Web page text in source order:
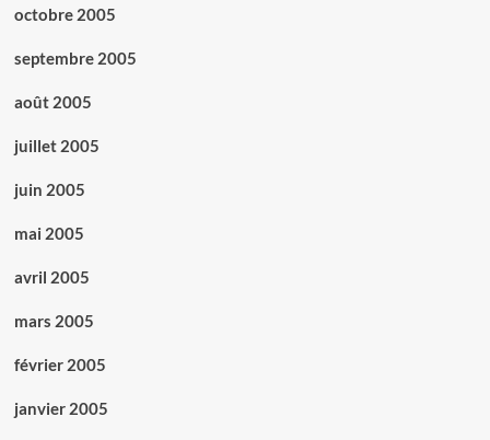
octobre 2005
septembre 2005
août 2005
juillet 2005
juin 2005
mai 2005
avril 2005
mars 2005
février 2005
janvier 2005